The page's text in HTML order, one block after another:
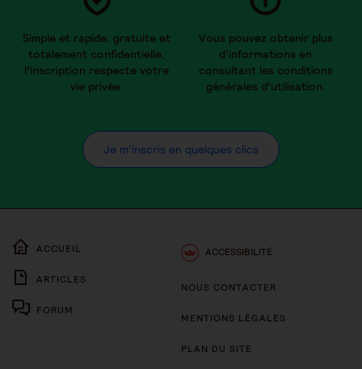
Simple et rapide, gratuite et
totalement confidentielle,
l’inscription respecte votre
vie privée.
Vous pouvez obtenir plus
d’informations en
consultant les conditions
générales d’utilisation.
Je m’inscris en quelques clics
ACCUEIL
ARTICLES
FORUM
ACCESSIBILITÉ
NOUS CONTACTER
MENTIONS LÉGALES
PLAN DU SITE